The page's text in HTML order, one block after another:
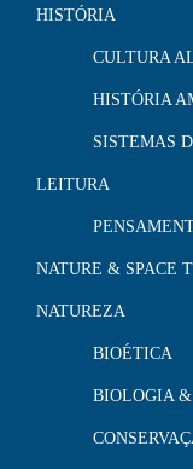
HISTÓRIA
CULTURA
HISTÓRIA
SISTEMAS
LEITURA
NATURE & SPACE
NATUREZA
BIOÉTICA
BIOLOGIA